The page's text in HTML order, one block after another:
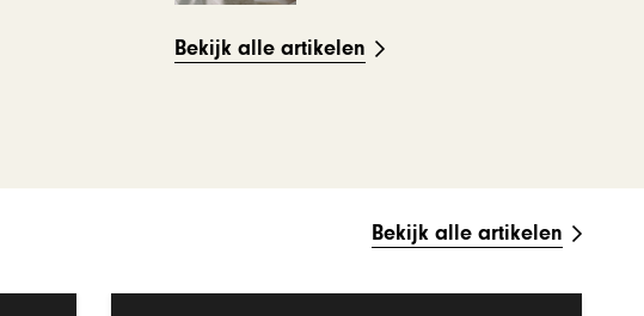
Bekijk alle artikelen
Bekijk alle artikelen